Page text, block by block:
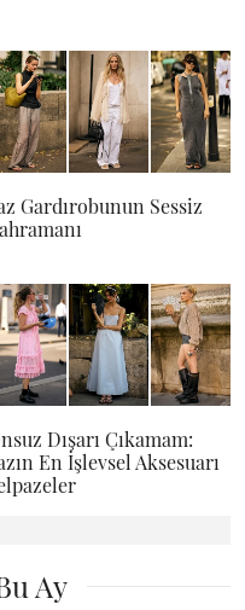
Gardırobunun Sessiz
Dışarı Çıkamam:
En İşlevsel Aksesuarı
Ay